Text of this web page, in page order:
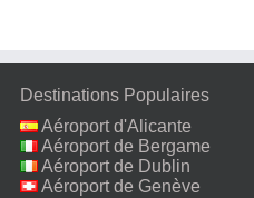
Destinations Populaires
Aéroport d'Alicante
Aéroport de Bergame
Aéroport de Dublin
Aéroport de Genève